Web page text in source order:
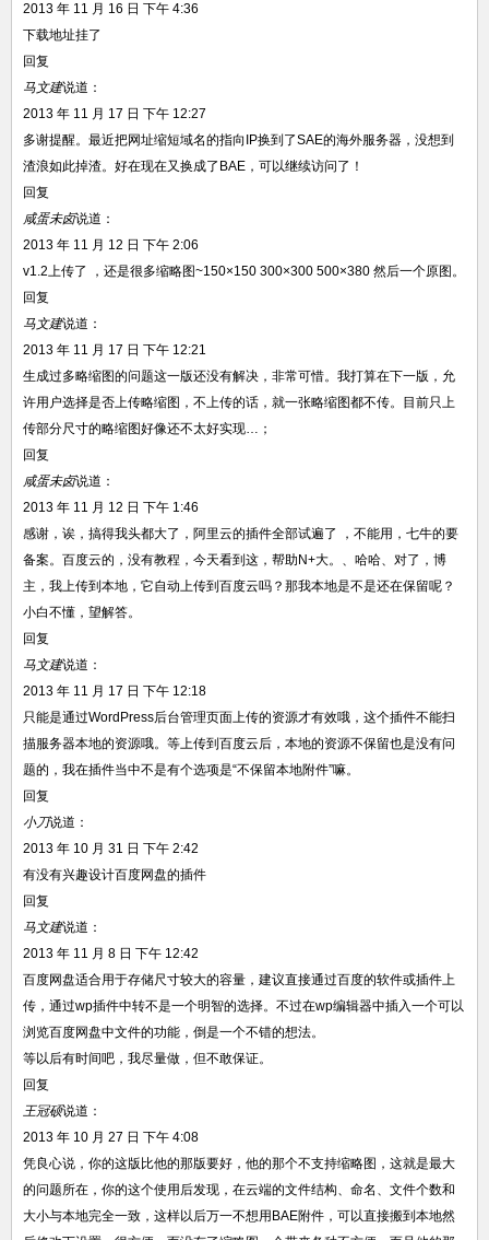
2013 年 11 月 16 日 下午 4:36
下载地址挂了
回复
马文建说道：
2013 年 11 月 17 日 下午 12:27
多谢提醒。最近把网址缩短域名的指向IP换到了SAE的海外服务器，没想到
渣浪如此掉渣。好在现在又换成了BAE，可以继续访问了！
回复
咸蛋未卤说道：
2013 年 11 月 12 日 下午 2:06
v1.2上传了 ，还是很多缩略图~150×150 300×300 500×380 然后一个原图。
回复
马文建说道：
2013 年 11 月 17 日 下午 12:21
生成过多略缩图的问题这一版还没有解决，非常可惜。我打算在下一版，允
许用户选择是否上传略缩图，不上传的话，就一张略缩图都不传。目前只上
传部分尺寸的略缩图好像还不太好实现…；
回复
咸蛋未卤说道：
2013 年 11 月 12 日 下午 1:46
感谢，诶，搞得我头都大了，阿里云的插件全部试遍了 ，不能用，七牛的要
备案。百度云的，没有教程，今天看到这，帮助N+大。、哈哈、对了，博
主，我上传到本地，它自动上传到百度云吗？那我本地是不是还在保留呢？
小白不懂，望解答。
回复
马文建说道：
2013 年 11 月 17 日 下午 12:18
只能是通过WordPress后台管理页面上传的资源才有效哦，这个插件不能扫
描服务器本地的资源哦。等上传到百度云后，本地的资源不保留也是没有问
题的，我在插件当中不是有个选项是“不保留本地附件”嘛。
回复
小刀说道：
2013 年 10 月 31 日 下午 2:42
有没有兴趣设计百度网盘的插件
回复
马文建说道：
2013 年 11 月 8 日 下午 12:42
百度网盘适合用于存储尺寸较大的容量，建议直接通过百度的软件或插件上
传，通过wp插件中转不是一个明智的选择。不过在wp编辑器中插入一个可以
浏览百度网盘中文件的功能，倒是一个不错的想法。
等以后有时间吧，我尽量做，但不敢保证。
回复
王冠硕说道：
2013 年 10 月 27 日 下午 4:08
凭良心说，你的这版比他的那版要好，他的那个不支持缩略图，这就是最大
的问题所在，你的这个使用后发现，在云端的文件结构、命名、文件个数和
大小与本地完全一致，这样以后万一不想用BAE附件，可以直接搬到本地然